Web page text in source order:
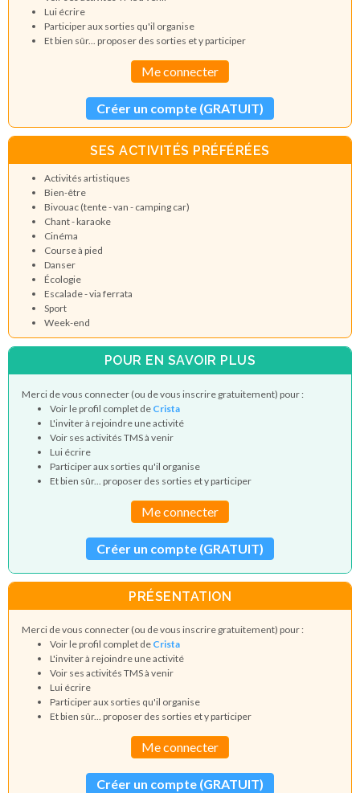
Lui écrire
Participer aux sorties qu'il organise
Et bien sûr... proposer des sorties et y participer
Me connecter
Créer un compte (GRATUIT)
SES ACTIVITÉS PRÉFÉRÉES
Activités artistiques
Bien-être
Bivouac (tente - van - camping car)
Chant - karaoke
Cinéma
Course à pied
Danser
Écologie
Escalade - via ferrata
Sport
Week-end
POUR EN SAVOIR PLUS
Merci de vous connecter (ou de vous inscrire gratuitement) pour :
Voir le profil complet de Crista
L'inviter à rejoindre une activité
Voir ses activités TMS à venir
Lui écrire
Participer aux sorties qu'il organise
Et bien sûr... proposer des sorties et y participer
Me connecter
Créer un compte (GRATUIT)
PRÉSENTATION
Merci de vous connecter (ou de vous inscrire gratuitement) pour :
Voir le profil complet de Crista
L'inviter à rejoindre une activité
Voir ses activités TMS à venir
Lui écrire
Participer aux sorties qu'il organise
Et bien sûr... proposer des sorties et y participer
Me connecter
Créer un compte (GRATUIT)